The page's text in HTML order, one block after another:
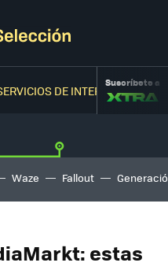
DE INTERNETSuscríbete a
Waze Fallout
estas